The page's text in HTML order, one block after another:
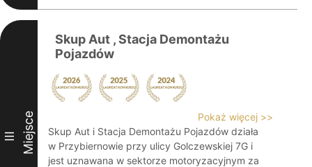
III Miejsce
Skup Aut , Stacja Demontażu
Pojazdów
Pokaż więcej >>
Skup Aut i Stacja Demontażu Pojazdów działa
w Przybiernowie przy ulicy Golczewskiej 7G i
jest uznawana w sektorze motoryzacyjnym za